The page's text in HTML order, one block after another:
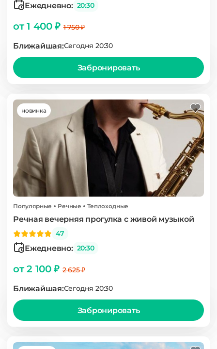
Ежедневно: 20:30
от 1 400 ₽1 750 ₽
Ближайшая:Сегодня 20:30
Забронировать
новинка
Популярные Речные Теплоходные
Речная вечерняя прогулка с живой музыкой
47
Ежедневно: 20:30
от 2 100 ₽2 625 ₽
Ближайшая:Сегодня 20:30
Забронировать